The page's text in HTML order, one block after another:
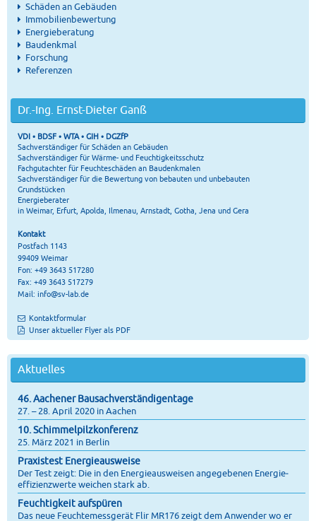
Schäden an Gebäuden
Immobilienbewertung
Energieberatung
Baudenkmal
Forschung
Referenzen
Dr.-Ing. Ernst-Dieter Ganß
VDI • BDSF • WTA • GIH • DGZfP
Sachverständiger für Schäden an Gebäuden
Sachverständiger für Wärme- und Feuchtigkeitsschutz
Fachgutachter für Feuchteschäden an Baudenkmalen
Sachverständiger für die Bewertung von bebauten und unbebauten
Grundstücken
Energieberater
in Weimar, Erfurt, Apolda, Ilmenau, Arnstadt, Gotha, Jena und Gera
Kontakt
Postfach 1143
99409 Weimar
Fon: +49 3643 517280
Fax: +49 3643 517279
Mail: info@sv-lab.de
Kontaktformular
Unser aktueller Flyer als PDF
Aktuelles
46. Aachener Bausachverständigentage
27. – 28. April 2020 in Aachen
10. Schimmelpilzkonferenz
25. März 2021 in Berlin
Praxistest Energieausweise
Der Test zeigt: Die in den Energie­ausweisen angegebenen Energie­
effizienz­werte weichen stark ab.
Feuchtigkeit aufspüren
Das neue Feuchtemessgerät Flir MR176 zeigt dem Anwender wo er